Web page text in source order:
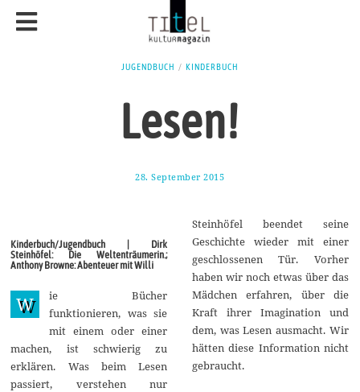
JUGENDBUCH / KINDERBUCH
Lesen!
28. September 2015
u
g
u
s
t
2
0
1
Kinderbuch/Jugendbuch | Dirk
Steinhöfel: Die Weltenträumerin.;
Anthony Browne: Abenteuer mit Willi
W
ie Bücher
funktionieren, was sie
mit einem oder einer
machen, ist schwierig zu
erklären. Was beim Lesen
passiert, verstehen nur
Steinhöfel beendet seine
Geschichte wieder mit einer
geschlossenen Tür. Vorher
haben wir noch etwas über das
Mädchen erfahren, über die
Kraft ihrer Imagination und
dem, was Lesen ausmacht. Wir
hätten diese Information nicht
gebraucht.